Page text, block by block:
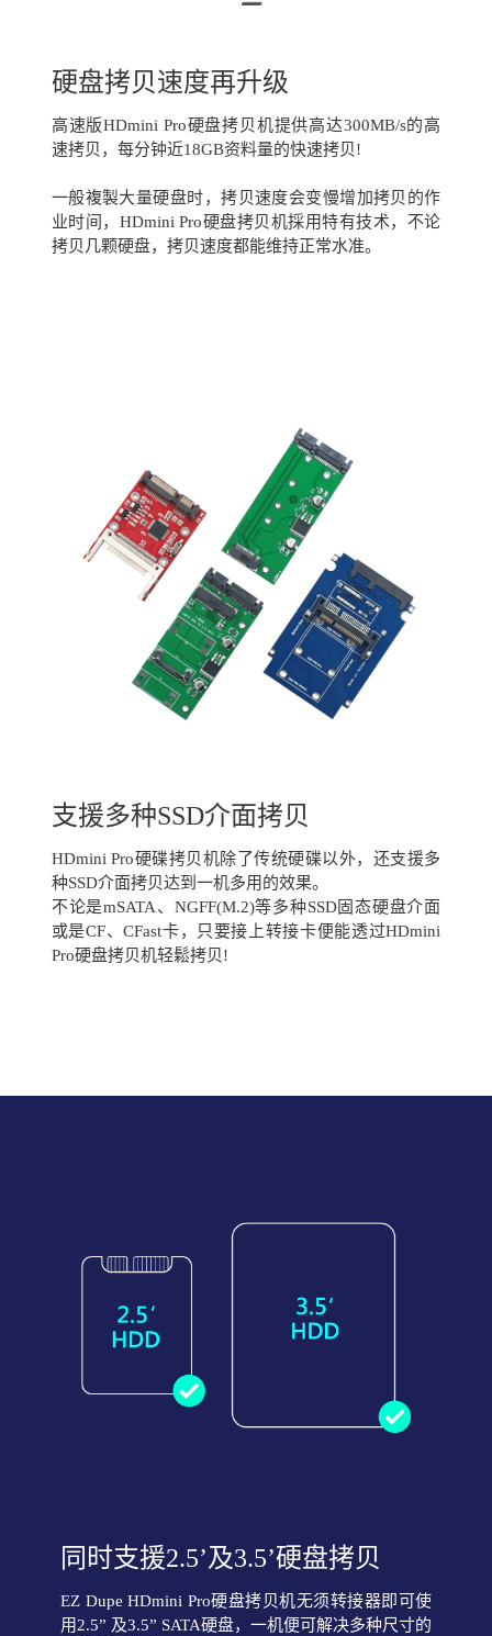
硬盘拷贝速度再升级
高速版HDmini Pro硬盘拷贝机提供高达300MB/s的高
速拷贝，每分钟近18GB资料量的快速拷贝!
一般複製大量硬盘时，拷贝速度会变慢增加拷贝的作
业时间，HDmini Pro硬盘拷贝机採用特有技术，不论
拷贝几颗硬盘，拷贝速度都能维持正常水准。
支援多种SSD介面拷贝
HDmini Pro硬碟拷贝机除了传统硬碟以外，还支援多
种SSD介面拷贝达到一机多用的效果。
不论是mSATA、NGFF(M.2)等多种SSD固态硬盘介面
或是CF、CFast卡，只要接上转接卡便能透过HDmini
Pro硬盘拷贝机轻鬆拷贝!
同时支援2.5’及3.5’硬盘拷贝
EZ Dupe HDmini Pro硬盘拷贝机无须转接器即可使
用2.5” 及3.5” SATA硬盘，一机便可解决多种尺寸的